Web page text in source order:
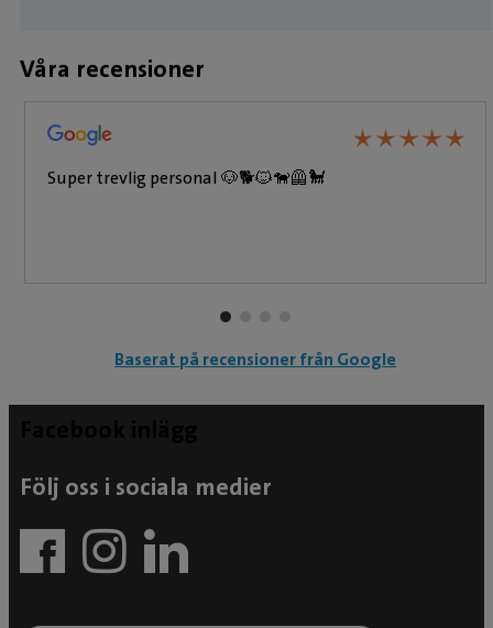
Våra recensioner
★★★★★
★★★★★
Super trevlig personal 🐶🐕🐱🐕‍🦺🐩
Baserat på recensioner från Google
Följ oss i sociala medier